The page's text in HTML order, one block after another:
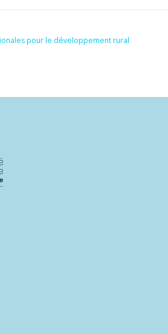
ZOOM EUROPE
pour le développement rural